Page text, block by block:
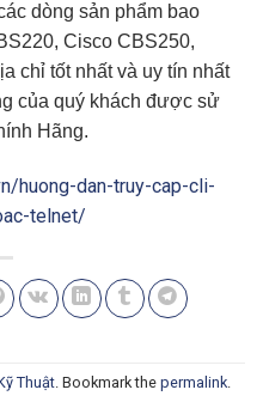
dòng sản phẩm bao
Cisco CBS250,
chỉ tốt nhất và uy tín nhất
của quý khách được sử
Hãng.
huong-dan-truy-cap-cli-
telnet/
Thuật. Bookmark the permalink.